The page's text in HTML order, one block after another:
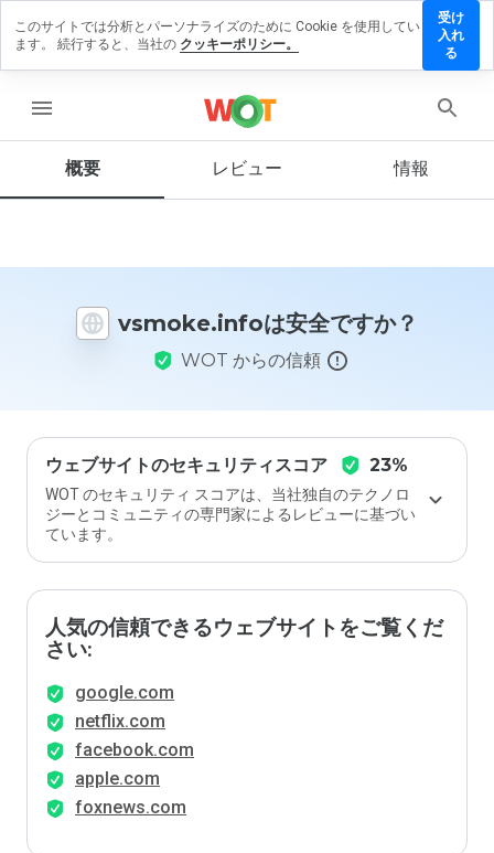
menu
概要 レビュー 情報
vsmoke.infoは安全ですか？
WOT からの信頼
ウェブサイトのセキュリティスコア 23%
WOT のセキュリティ スコアは、当社独自のテクノロ
ジーとコミュニティの専門家によるレビューに基づい
ています。
人気の信頼できるウェブサイトをご覧くだ
さい:
google.com
netflix.com
facebook.com
apple.com
foxnews.com
ビュー
す
この
イト
価し
ます
か？
このサイトでは分析とパーソナライズのために Cookie を使用してい
ます。 続行すると、当社の クッキーポリシー。
受け
入れ
る